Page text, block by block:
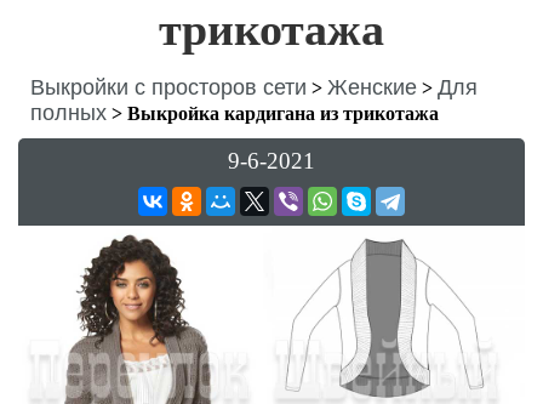
трикотажа
Выкройки с просторов сети > Женские > Для
полных > Выкройка кардигана из трикотажа
9-6-2021